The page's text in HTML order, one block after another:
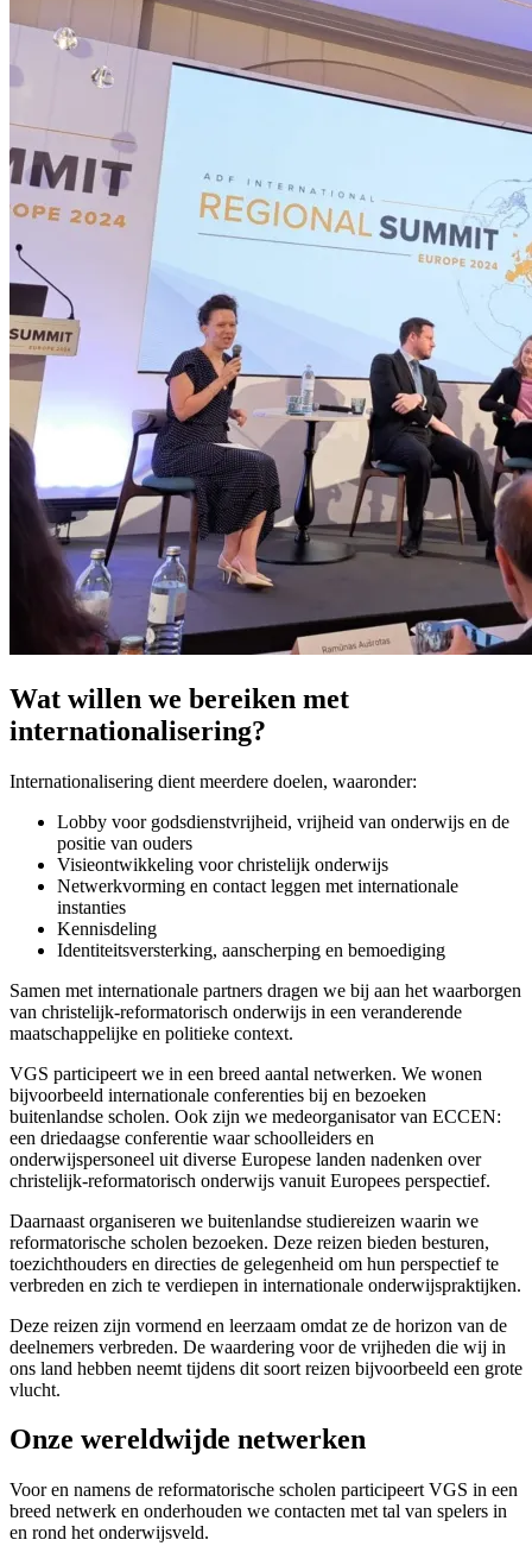
Wat willen we bereiken met
internationalisering?
Internationalisering dient meerdere doelen, waaronder:
Lobby voor godsdienstvrijheid, vrijheid van onderwijs en de
positie van ouders
Visieontwikkeling voor christelijk onderwijs
Netwerkvorming en contact leggen met internationale
instanties
Kennisdeling
Identiteitsversterking, aanscherping en bemoediging
Samen met internationale partners dragen we bij aan het waarborgen
van christelijk-reformatorisch onderwijs in een veranderende
maatschappelijke en politieke context.
VGS participeert we in een breed aantal netwerken. We wonen
bijvoorbeeld internationale conferenties bij en bezoeken
buitenlandse scholen. Ook zijn we medeorganisator van ECCEN:
een driedaagse conferentie waar schoolleiders en
onderwijspersoneel uit diverse Europese landen nadenken over
christelijk-reformatorisch onderwijs vanuit Europees perspectief.
Daarnaast organiseren we buitenlandse studiereizen waarin we
reformatorische scholen bezoeken. Deze reizen bieden besturen,
toezichthouders en directies de gelegenheid om hun perspectief te
verbreden en zich te verdiepen in internationale onderwijspraktijken.
Deze reizen zijn vormend en leerzaam omdat ze de horizon van de
deelnemers verbreden. De waardering voor de vrijheden die wij in
ons land hebben neemt tijdens dit soort reizen bijvoorbeeld een grote
vlucht.
Onze wereldwijde netwerken
Voor en namens de reformatorische scholen participeert VGS in een
breed netwerk en onderhouden we contacten met tal van spelers in
en rond het onderwijsveld.